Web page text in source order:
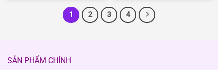
1 2 3 4
SẢN PHẨM CHÍNH